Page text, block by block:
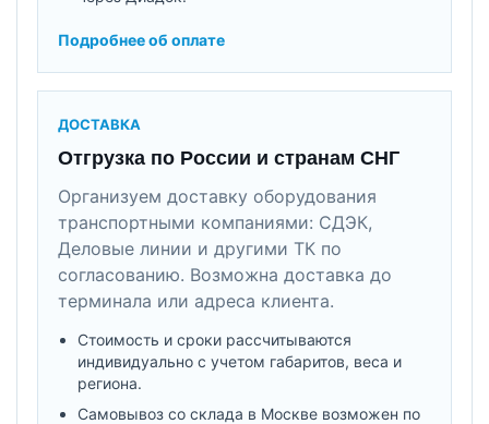
Подробнее об оплате
ДОСТАВКА
Отгрузка по России и странам СНГ
Организуем доставку оборудования
транспортными компаниями: СДЭК,
Деловые линии и другими ТК по
согласованию. Возможна доставка до
терминала или адреса клиента.
Стоимость и сроки рассчитываются
индивидуально с учетом габаритов, веса и
региона.
Самовывоз со склада в Москве возможен по